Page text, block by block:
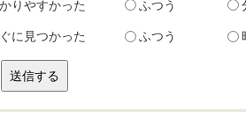
りやすかった ふつう
に見つかった ふつう